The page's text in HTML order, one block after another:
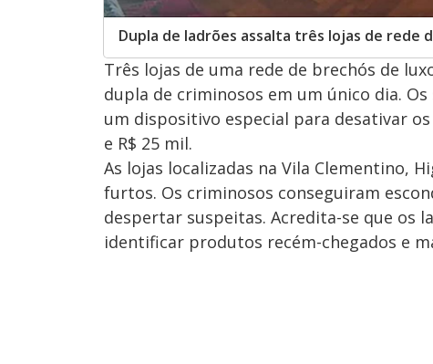
Dupla de ladrões assalta três lojas de rede
Três lojas de uma rede de brechós de
dupla de criminosos em um único dia.
um dispositivo especial para desativar
e R$ 25 mil.
As lojas localizadas na Vila Clementino,
furtos. Os criminosos conseguiram
despertar suspeitas. Acredita-se que os
identificar produtos recém-chegados e